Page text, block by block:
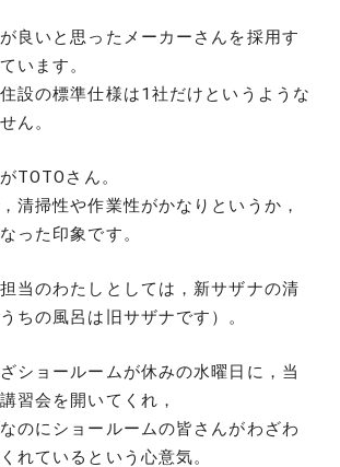
良いと思ったメーカーさんを採用す
います。
設の標準仕様は1社だけというような
ん。
TOTOさん。
清掃性や作業性がかなりというか，
った印象です。
当のわたしとしては，新サザナの清
ちの風呂は旧サザナです）。
ショールームが休みの水曜日に，当
習会を開いてくれ，
のにショールームの皆さんがわざわ
れているという心意気。